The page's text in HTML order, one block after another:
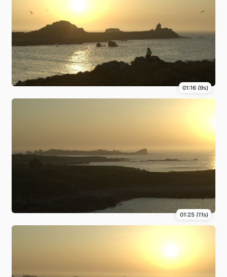
01:16 (9s)
01:25 (11s)